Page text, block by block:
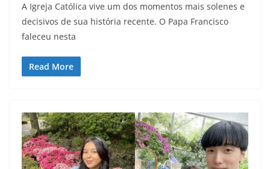
A Igreja Católica vive um dos momentos mais solenes e
decisivos de sua história recente. O Papa Francisco
faleceu nesta
Read More